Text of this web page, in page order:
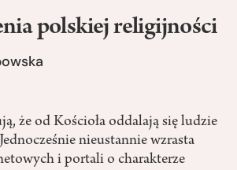
polskiej religijności
że od Kościoła oddalają się ludzie
nieustannie wzrasta
i portali o charakterze